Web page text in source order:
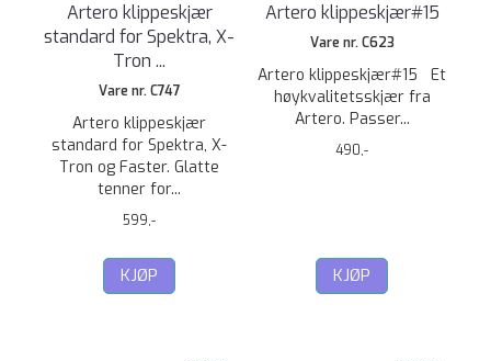
Artero klippeskjær
standard for Spektra, X-
Tron ...
Vare nr. C747
Artero klippeskjær
standard for Spektra, X-
Tron og Faster. Glatte
tenner for...
599,-
KJØP
Artero klippeskjær#15
Vare nr. C623
Artero klippeskjær#15 Et
høykvalitetsskjær fra
Artero. Passer...
490,-
KJØP